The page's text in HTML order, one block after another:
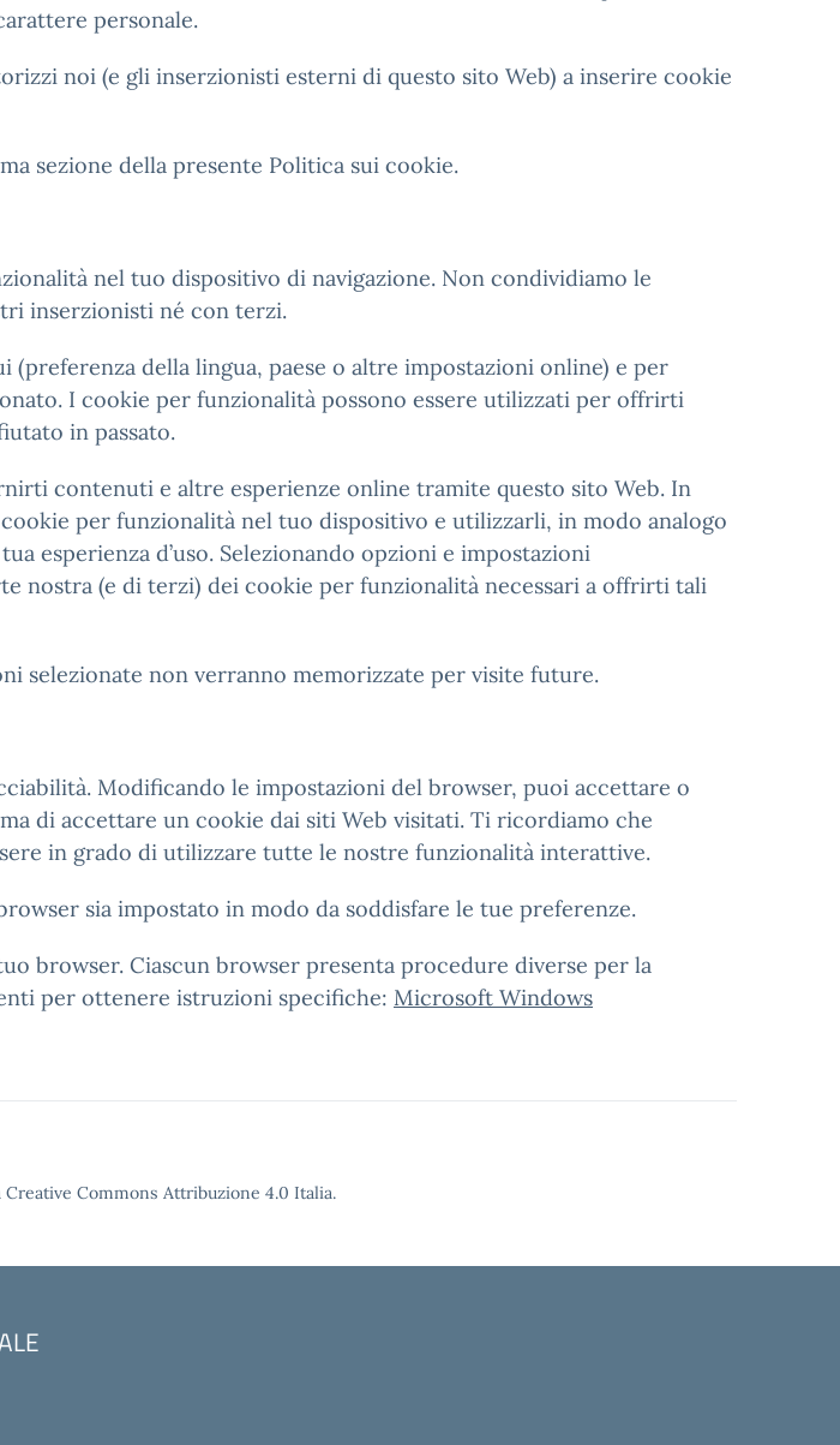
personale.
noi (e gli inserzionisti esterni di questo sito Web) a inserire cookie
sezione della presente Politica sui cookie.
nel tuo dispositivo di navigazione. Non condividiamo le
inserzionisti né con terzi.
della lingua, paese o altre impostazioni online) e per
I cookie per funzionalità possono essere utilizzati per offrirti
in passato.
contenuti e altre esperienze online tramite questo sito Web. In
per funzionalità nel tuo dispositivo e utilizzarli, in modo analogo
esperienza d’uso. Selezionando opzioni e impostazioni
nostra (e di terzi) dei cookie per funzionalità necessari a offrirti tali
selezionate non verranno memorizzate per visite future.
Modificando le impostazioni del browser, puoi accettare o
di accettare un cookie dai siti Web visitati. Ti ricordiamo che
in grado di utilizzare tutte le nostre funzionalità interattive.
sia impostato in modo da soddisfare le tue preferenze.
browser. Ciascun browser presenta procedure diverse per la
per ottenere istruzioni specifiche: Microsoft Windows
Commons Attribuzione 4.0 Italia.